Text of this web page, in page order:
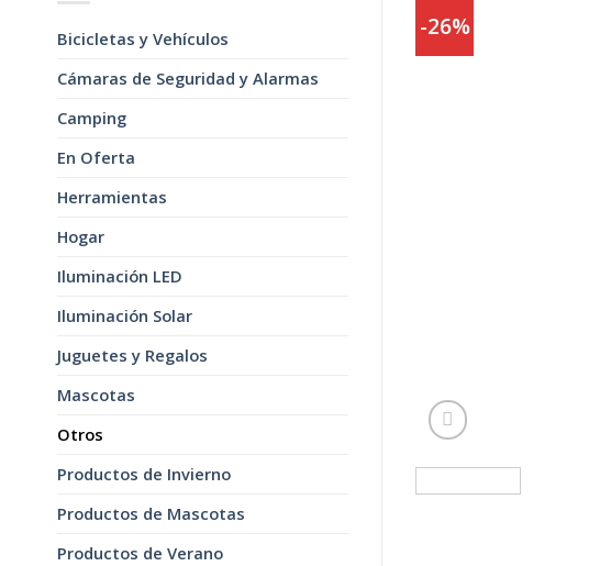
Bicicletas y Vehículos
Cámaras de Seguridad y Alarmas
Camping
En Oferta
Herramientas
Hogar
Iluminación LED
Iluminación Solar
Juguetes y Regalos
Mascotas
Otros
Productos de Invierno
Productos de Mascotas
Productos de Verano
-26%